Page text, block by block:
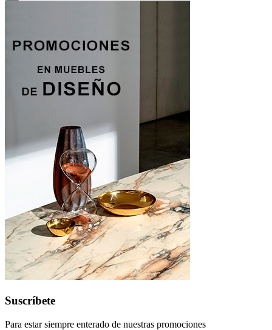
Suscríbete
Para estar siempre enterado de nuestras promociones